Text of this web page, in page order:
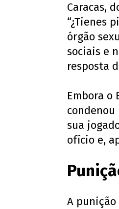
Caracas,
“¿Tienes
órgão
sociais e
resposta
Embora o
sua
ofício e,
A punição